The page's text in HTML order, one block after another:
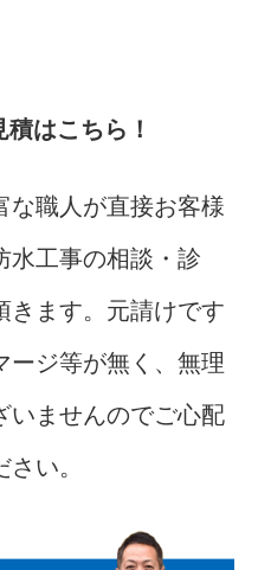
はこちら！
な職人が直接お客様
水工事の相談・診
きます。元請けです
ージ等が無く、無理
いませんのでご心配
い。